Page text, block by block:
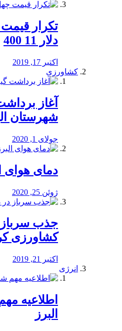
تکرار
دلار 11 400
اکتبر 17, 2019
کشاورزی
آغاز
شهرستان
جولای 1, 2020
دمای هوای
ژوئن 25, 2020
جذب سرباز
کشاورزی
اکتبر 21, 2019
انرژی
️اطلاعیه
البرز